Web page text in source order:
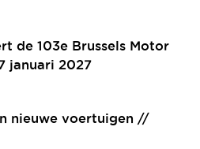
de 103e Brussels Motor
januari 2027
nieuwe voertuigen //